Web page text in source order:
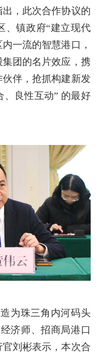
，此次合作协议的
、镇政府“建立现代
一流的智慧港口，
团的名片效应，携
伴，抢抓构建新发
、良性互动” 的最好
为珠三角内河码头
济师、招商局港口
官刘彬表示，本次合